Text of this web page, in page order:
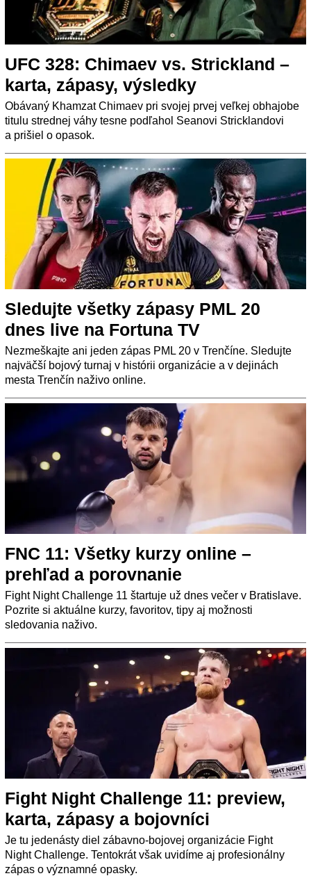
UFC 328: Chimaev vs. Strickland –
karta, zápasy, výsledky
Obávaný Khamzat Chimaev pri svojej prvej veľkej obhajobe
titulu strednej váhy tesne podľahol Seanovi Stricklandovi
a prišiel o opasok.
Sledujte všetky zápasy PML 20
dnes live na Fortuna TV
Nezmeškajte ani jeden zápas PML 20 v Trenčíne. Sledujte
najväčší bojový turnaj v histórii organizácie a v dejinách
mesta Trenčín naživo online.
FNC 11: Všetky kurzy online –
prehľad a porovnanie
Fight Night Challenge 11 štartuje už dnes večer v Bratislave.
Pozrite si aktuálne kurzy, favoritov, tipy aj možnosti
sledovania naživo.
Fight Night Challenge 11: preview,
karta, zápasy a bojovníci
Je tu jedenásty diel zábavno-bojovej organizácie Fight
Night Challenge. Tentokrát však uvidíme aj profesionálny
zápas o významné opasky.